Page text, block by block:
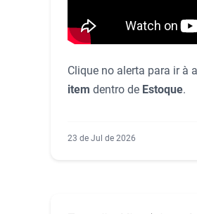
Clique no alerta para ir à
item dentro de Estoque.
23 de Jul de 2026